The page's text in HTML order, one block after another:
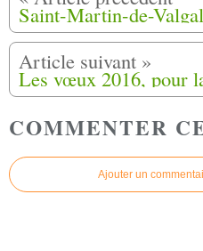
COMMENTER
Ajouter un